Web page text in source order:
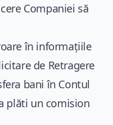
Companiei să
în informațiile
de Retragere
bani în Contul
plăti un comision